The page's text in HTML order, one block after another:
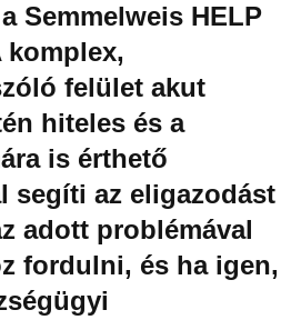
Semmelweis HELP
komplex,
felület akut
hiteles és a
is érthető
segíti az eligazodást
adott problémával
fordulni, és ha igen,